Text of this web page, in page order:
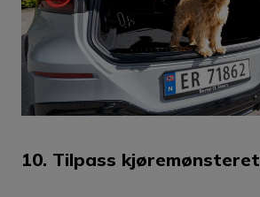
10. Tilpass kjøremønsteret